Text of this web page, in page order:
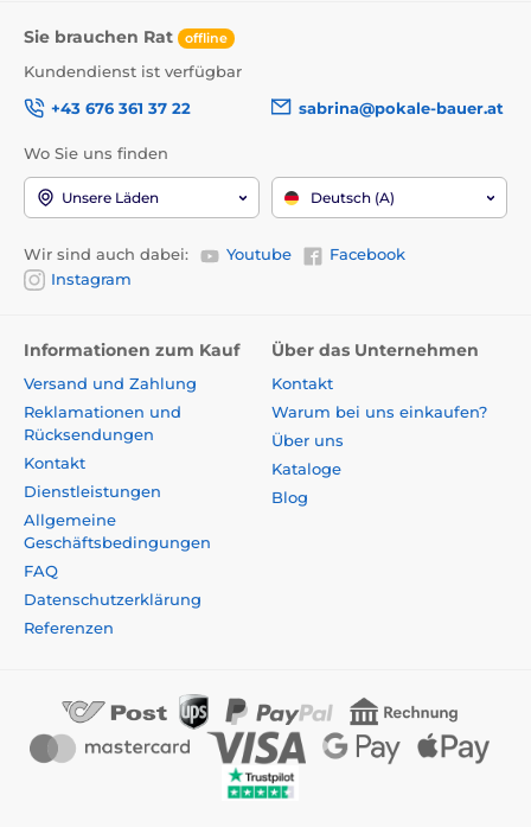
Sie brauchen Rat offline
Kundendienst ist verfügbar
+43 676 361 37 22
sabrina@pokale-bauer.at
Wo Sie uns finden
Unsere Läden Deutsch (A)
Wir sind auch dabei: Youtube
Facebook
Instagram
Informationen zum Kauf
Versand und Zahlung
Reklamationen und
Rücksendungen
Kontakt
Dienstleistungen
Allgemeine
Geschäftsbedingungen
FAQ
Datenschutzerklärung
Referenzen
Über das Unternehmen
Kontakt
Warum bei uns einkaufen?
Über uns
Kataloge
Blog